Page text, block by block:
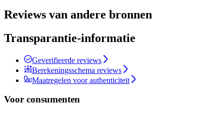
Reviews van andere bronnen
Transparantie-informatie
Geverifieerde reviews
Berekeningsschema reviews
Maatregelen voor authenticiteit
Voor consumenten